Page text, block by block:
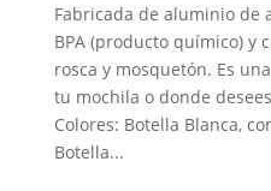
Fabricada de aluminio de
BPA (producto químico) y
rosca y mosquetón. Es
tu mochila o donde
Colores: Botella Blanca,
Botella...